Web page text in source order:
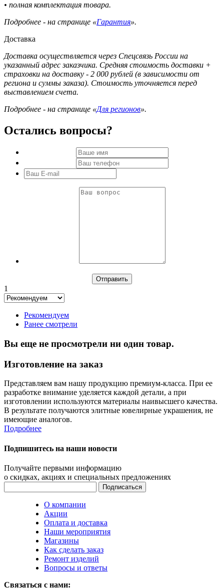
• полная комплектация товара.
Подробнее - на странице «Гарантия».
Доставка
Доставка осуществляется через Спецсвязь России на
указанный адрес заказчика. Средняя стоимость доставки +
страховки на доставку - 2 000 рублей (в зависимости от
региона и суммы заказа). Стоимость уточняется перед
выставлением счета.
Подробнее - на странице «Для регионов».
Остались вопросы?
1
Рекомендуем
Ранее смотрели
Вы еще не просмотрели ни один товар.
Изготовление на заказ
Представляем вам нашу продукцию премиум-класса. При ее
разработке внимание уделяется каждой детали, а при
изготовлении используются материалы наивысшего качества.
В результате получаются элитные ювелирные украшения, не
имеющие аналогов.
Подробнее
Подпишитесь на наши новости
Получайте первыми информацию
о скидках, акциях и специальных предложениях
О компании
Акции
Оплата и доставка
Наши мероприятия
Магазины
Как сделать заказ
Ремонт изделий
Вопросы и ответы
Связаться с нами: